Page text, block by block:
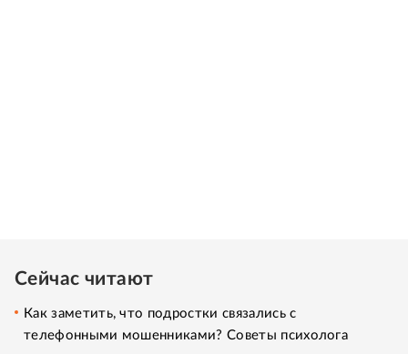
Сейчас читают
Как заметить, что подростки связались с
телефонными мошенниками? Советы психолога